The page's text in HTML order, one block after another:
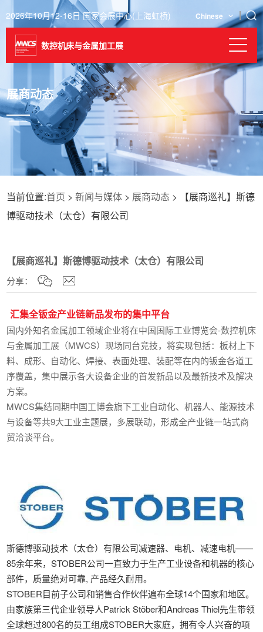
2026年10月12-16日 国家会展中心(上海虹桥) Chinese
数控机床与金属加工展
展商动态
当前位置:首页 >新闻与媒体 > 展商动态 > 【展商巡礼】斯德
博驱动技术（太仓）有限公司
【展商巡礼】斯德博驱动技术（太仓）有限公司
分享：
汇集全钣金产业链新品发布的集中平台
国内外知名金属加工领域企业将在中国国际工业博览会-数控机床
与金属加工展（MWCS）现场同台竞技，将实现包括：板材上下
料、成形、自动化、焊接、表面处理、装配等在内的钣金各道工
序覆盖，集中展示各大设备企业的首发新品以及最新技术及解决
方案。
MWCS集结同期中国工博会旗下工业自动化、机器人、能源技术
与设备等共9大工业主题展，多展联动，形成全产业链一站式商
贸洽谈平台。
斯德博驱动技术（太仓）有限公司减速器、电机、减速电机——
85余年来，STOBER公司一直致力于生产工业设备和机器的核心
部件，质量绝对可靠, 产品经久耐用。
STOBER目前子公司和销售合作伙伴遍布全球14个国家和地区。
由家族第三代企业领导人Patrick Stöber和Andreas Thiel先生带领
全球超过800名的员工组成STOBER大家庭，拥有令人兴奋的项